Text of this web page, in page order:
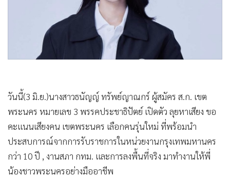
Infographic
การเมือง
ท่องเที่ยว
• Special Scoop
• เศรษฐกิจ-ธุรกิจ
• จีน
ชุมชน-คุณภาพชีวิต
•
วันนี้(3 มิ.ย.)นางสาวธนัญญ์ ทรัพย์ญาณกร์ ผู้สมัคร ส.ก. เขต
พระนคร หมายเลข 3 พรรคประชาธิปัตย์ เปิดตัว ลุยหาเสียง ขอ
คะแนนเสียงคน เขตพระนคร เลือกคนรุ่นใหม่ ที่พร้อมนำ
ประสบการณ์จากการรับราชการในหน่วยงานกรุงเทพมหานคร
กว่า 10 ปี , งานสภา กทม. และการลงพื้นที่จริง มาทำงานให้พี่
น้องชาวพระนครอย่างมืออาชีพ